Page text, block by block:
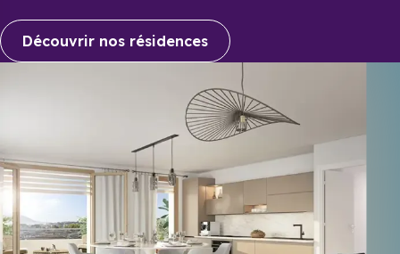
Découvrir nos résidences